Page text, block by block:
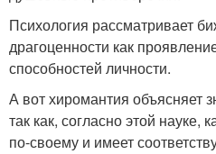
Психология рассматривает
драгоценности как
способностей личности.
А вот хиромантия объясняет
так как, согласно этой
по-своему и имеет